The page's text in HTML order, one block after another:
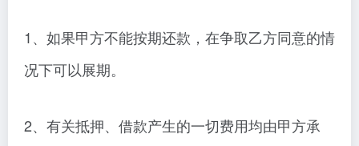
1、如果甲方不能按期还款，在争取乙方同意的情
况下可以展期。
2、有关抵押、借款产生的一切费用均由甲方承